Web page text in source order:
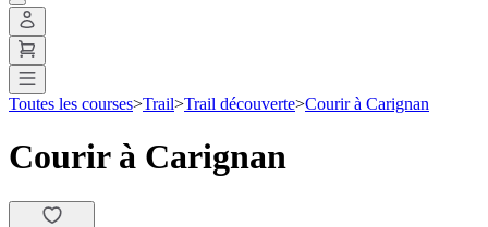
Toutes les courses>Trail>Trail découverte>Courir à Carignan
Courir à Carignan